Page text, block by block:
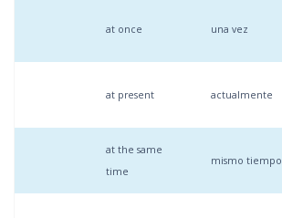
at once una vez
at present actualmente
at the same
time
mismo tiempo